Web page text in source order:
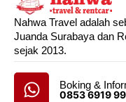
Nahwa Travel adalah
Juanda Surabaya dan
sejak 2013.
Boking &
0853 6919